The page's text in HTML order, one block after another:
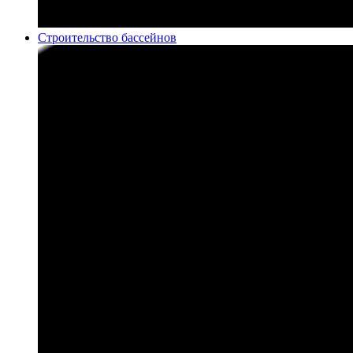
Строительство бассейнов